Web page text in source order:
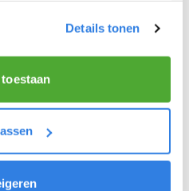
Details tonen